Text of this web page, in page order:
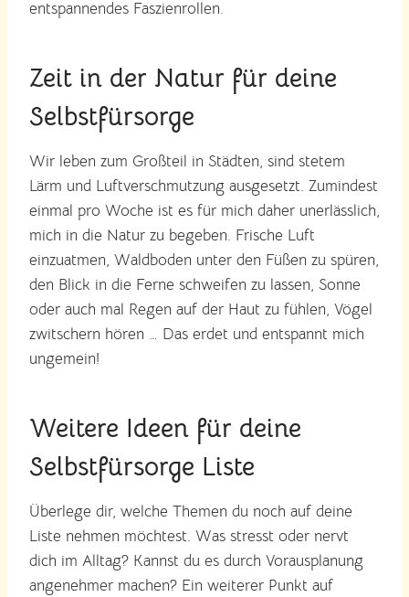
entspannendes Faszienrollen.
Zeit in der Natur für deine
Selbstfürsorge
Wir leben zum Großteil in Städten, sind stetem
Lärm und Luftverschmutzung ausgesetzt. Zumindest
einmal pro Woche ist es für mich daher unerlässlich,
mich in die Natur zu begeben. Frische Luft
einzuatmen, Waldboden unter den Füßen zu spüren,
den Blick in die Ferne schweifen zu lassen, Sonne
oder auch mal Regen auf der Haut zu fühlen, Vögel
zwitschern hören … Das erdet und entspannt mich
ungemein!
Weitere Ideen für deine
Selbstfürsorge Liste
Überlege dir, welche Themen du noch auf deine
Liste nehmen möchtest. Was stresst oder nervt
dich im Alltag? Kannst du es durch Vorausplanung
angenehmer machen? Ein weiterer Punkt auf